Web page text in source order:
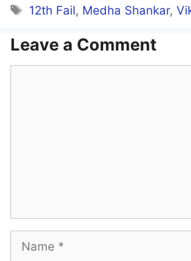
Tags
12th Fail, Medha Shankar,
Leave a Comment
Name